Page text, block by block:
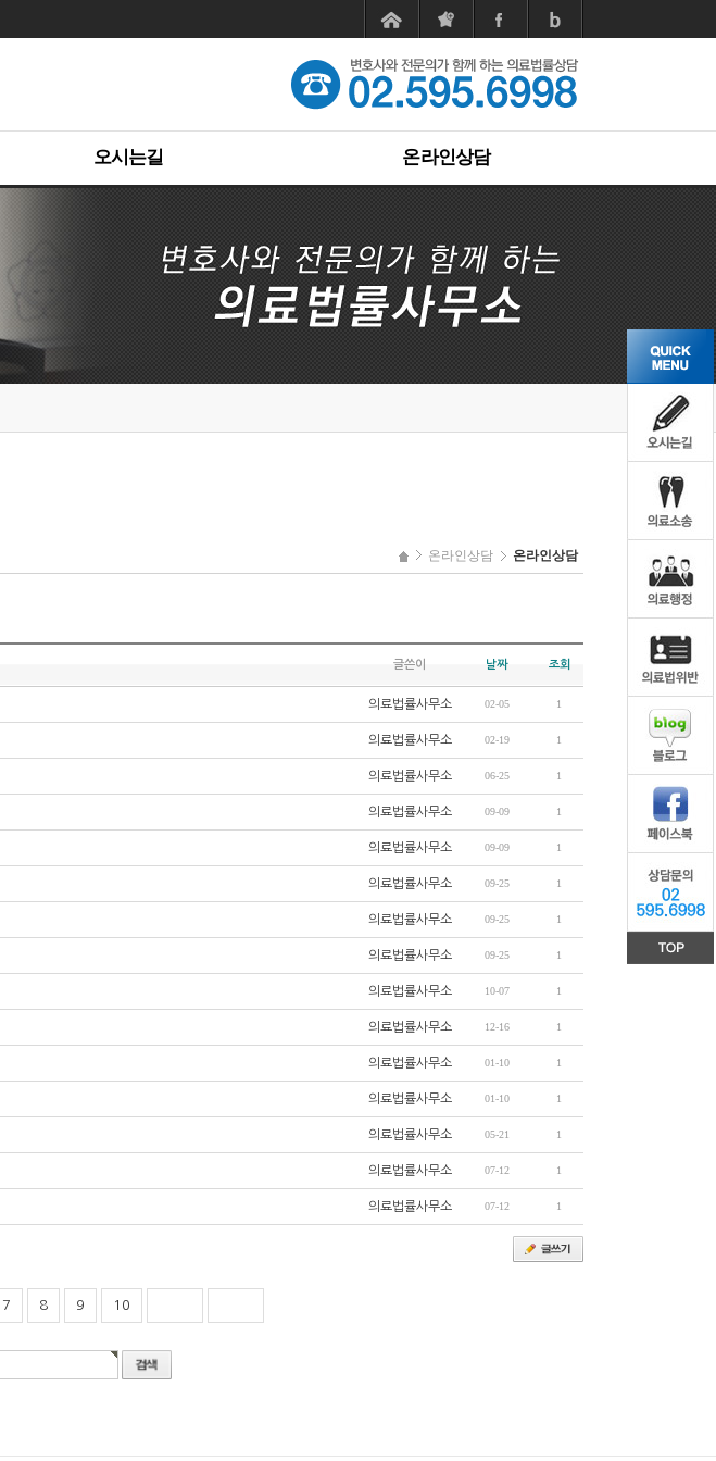
오시는길 온라인상담
온라인상담 온라인상담
글쓴이 날짜 조회
의료법률사무소 02-05 1
의료법률사무소 02-19 1
의료법률사무소 06-25 1
의료법률사무소 09-09 1
의료법률사무소 09-09 1
의료법률사무소 09-25 1
의료법률사무소 09-25 1
의료법률사무소 09-25 1
의료법률사무소 10-07 1
의료법률사무소 12-16 1
의료법률사무소 01-10 1
의료법률사무소 01-10 1
의료법률사무소 05-21 1
의료법률사무소 07-12 1
의료법률사무소 07-12 1
7 8 9 10